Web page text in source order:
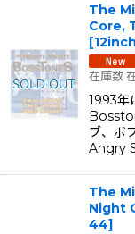
The
Core,
在庫数
1993年
ブ、ボ
Angry
The
Night
44]